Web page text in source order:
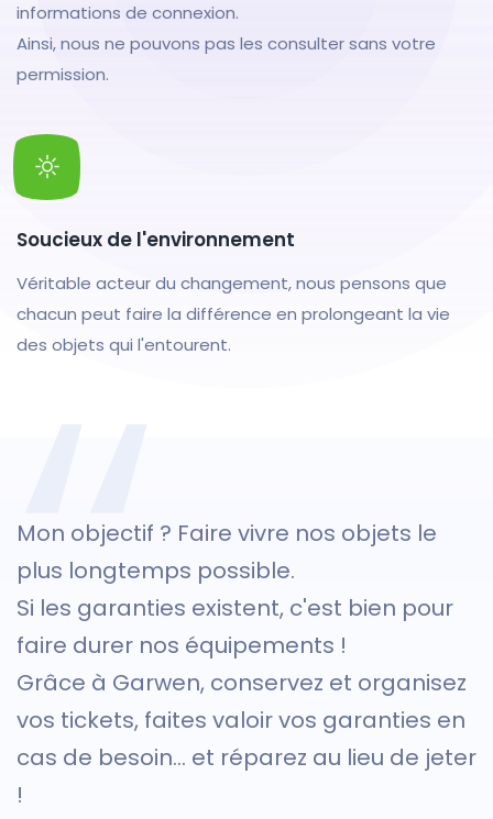
informations de connexion.
Ainsi, nous ne pouvons pas les consulter sans votre
permission.
Soucieux de l'environnement
Véritable acteur du changement, nous pensons que
chacun peut faire la différence en prolongeant la vie
des objets qui l'entourent.
,,
Mon objectif ? Faire vivre nos objets le
plus longtemps possible.
Si les garanties existent, c'est bien pour
faire durer nos équipements !
Grâce à Garwen, conservez et organisez
vos tickets, faites valoir vos garanties en
cas de besoin... et réparez au lieu de jeter
!